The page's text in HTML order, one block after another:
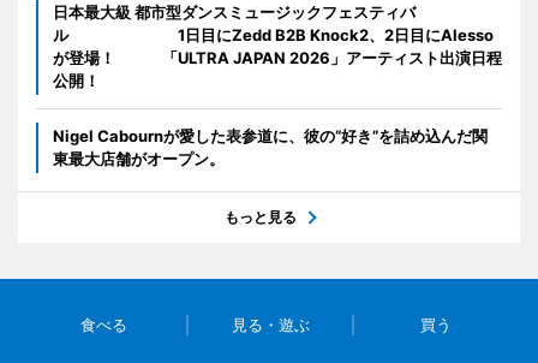
日本最大級 都市型ダンスミュージックフェスティバ
ル 1日目にZedd B2B Knock2、2日目にAlesso
が登場！ 「ULTRA JAPAN 2026」アーティスト出演日程
公開！
Nigel Cabournが愛した表参道に、彼の“好き”を詰め込んだ関
東最大店舗がオープン。
もっと見る
食べる 見る・遊ぶ 買う